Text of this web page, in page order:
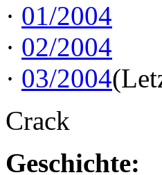
· 01/2004
· 02/2004
· 03/2004
Crack
Geschichte: